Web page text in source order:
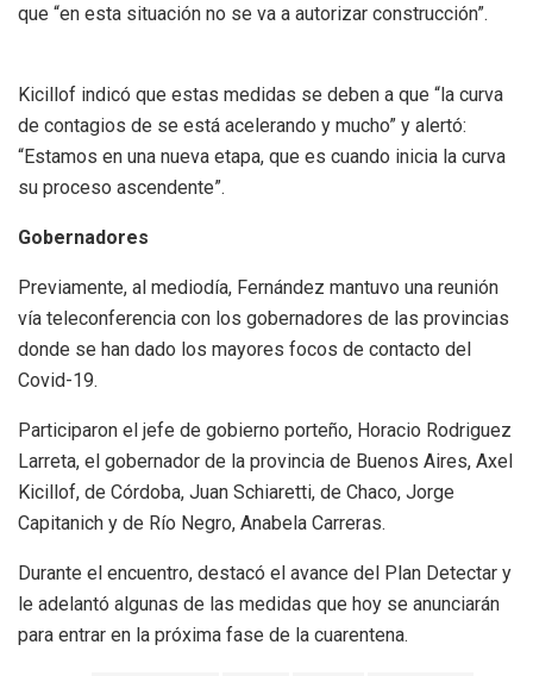
que “en esta situación no se va a autorizar construcción”.
Kicillof indicó que estas medidas se deben a que “la curva
de contagios de se está acelerando y mucho” y alertó:
“Estamos en una nueva etapa, que es cuando inicia la curva
su proceso ascendente”.
Gobernadores
Previamente, al mediodía, Fernández mantuvo una reunión
vía teleconferencia con los gobernadores de las provincias
donde se han dado los mayores focos de contacto del
Covid-19.
Participaron el jefe de gobierno porteño, Horacio Rodriguez
Larreta, el gobernador de la provincia de Buenos Aires, Axel
Kicillof, de Córdoba, Juan Schiaretti, de Chaco, Jorge
Capitanich y de Río Negro, Anabela Carreras.
Durante el encuentro, destacó el avance del Plan Detectar y
le adelantó algunas de las medidas que hoy se anunciarán
para entrar en la próxima fase de la cuarentena.